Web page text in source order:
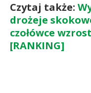
Czytaj także:
drożeje
czołówce
[RANKING]